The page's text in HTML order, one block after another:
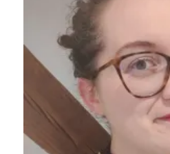
réceptions
France
et
en
Angleterre